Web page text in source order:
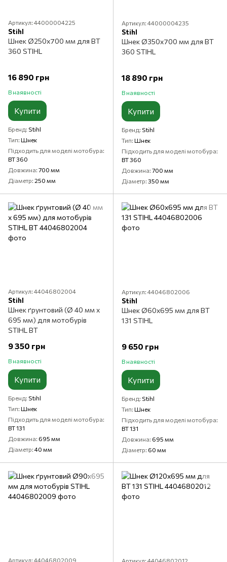
Артикул: 44000004225
Stihl
Шнек Ø250x700 мм для BT
360 STIHL
16 890 грн
В наявності
Купити
Бренд Stihl
Тип Шнек
Підходить для моделі мотобура
BT 360
Довжина 700 мм
Діаметр 250 мм
Артикул: 44000004235
Stihl
Шнек Ø350x700 мм для BT
360 STIHL
18 890 грн
В наявності
Купити
Бренд Stihl
Тип Шнек
Підходить для моделі мотобура
BT 360
Довжина 700 мм
Діаметр 350 мм
Артикул: 44046802004
Stihl
Шнек ґрунтовий (Ø 40 мм х
695 мм) для мотобурів
STIHL BT
9 350 грн
В наявності
Купити
Бренд Stihl
Тип Шнек
Підходить для моделі мотобура
BT 131
Довжина 695 мм
Діаметр 40 мм
Артикул: 44046802006
Stihl
Шнек Ø60x695 мм для BT
131 STIHL
9 650 грн
В наявності
Купити
Бренд Stihl
Тип Шнек
Підходить для моделі мотобура
BT 131
Довжина 695 мм
Діаметр 60 мм
Артикул: 44046802009 Артикул: 44046802012